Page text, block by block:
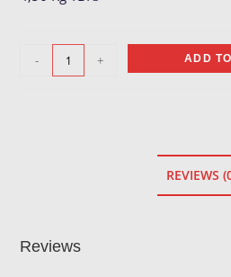
TipClean
- + ADD
REVIEWS
Reviews